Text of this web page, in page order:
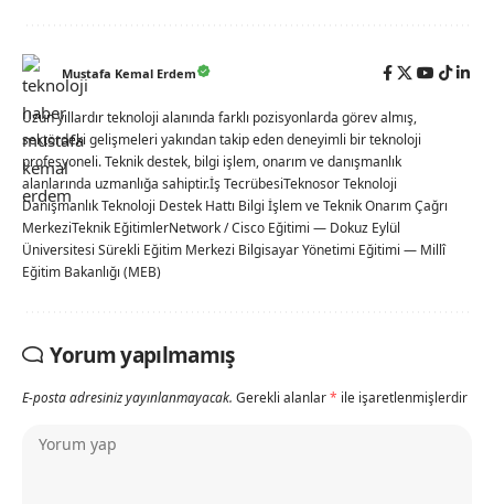
Mustafa Kemal Erdem
Uzun yıllardır teknoloji alanında farklı pozisyonlarda görev almış,
sektördeki gelişmeleri yakından takip eden deneyimli bir teknoloji
profesyoneli. Teknik destek, bilgi işlem, onarım ve danışmanlık
alanlarında uzmanlığa sahiptir.İş TecrübesiTeknosor Teknoloji
Danışmanlık Teknoloji Destek Hattı Bilgi İşlem ve Teknik Onarım Çağrı
MerkeziTeknik EğitimlerNetwork / Cisco Eğitimi — Dokuz Eylül
Üniversitesi Sürekli Eğitim Merkezi Bilgisayar Yönetimi Eğitimi — Millî
Eğitim Bakanlığı (MEB)
Yorum yapılmamış
E-posta adresiniz yayınlanmayacak. Gerekli alanlar* ile işaretlenmişlerdir